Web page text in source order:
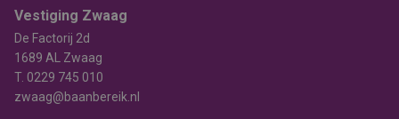
Vestiging Zwaag
De Factorij 2d
1689 AL Zwaag
T. 0229 745 010
zwaag@baanbereik.nl